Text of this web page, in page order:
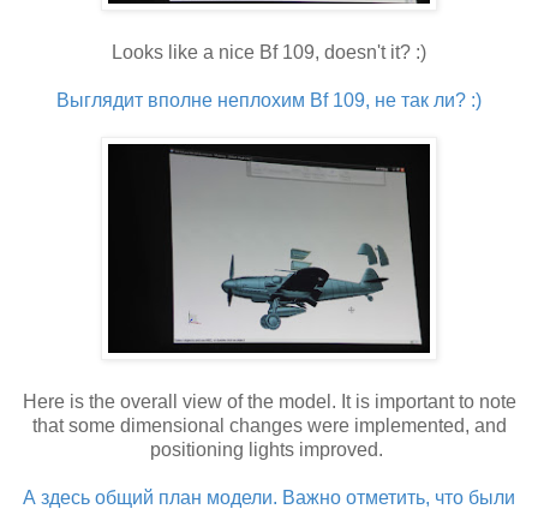
Looks like a nice Bf 109, doesn't it? :)
Выглядит вполне неплохим Bf 109, не так ли? :)
Here is the overall view of the model. It is important to note
that some dimensional changes were implemented, and
positioning lights improved.
А здесь общий план модели. Важно отметить, что были